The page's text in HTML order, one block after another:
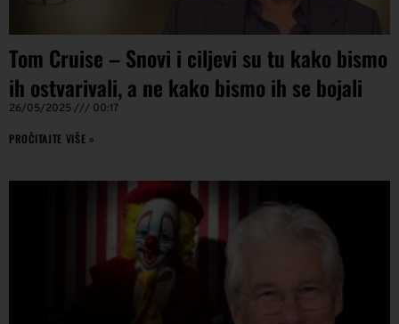
Tom Cruise – Snovi i ciljevi su tu kako bismo
ih ostvarivali, a ne kako bismo ih se bojali
26/05/2025 00:17
PROČITAJTE VIŠE »